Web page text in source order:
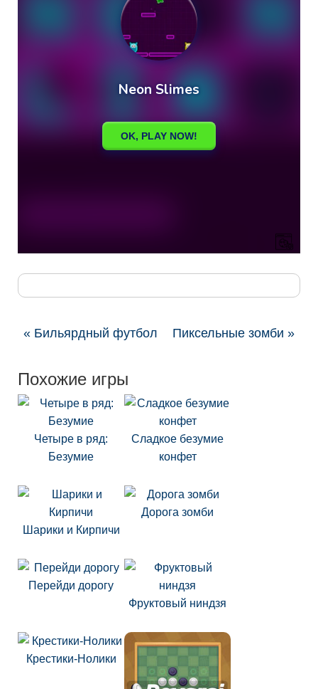
« Бильярдный футбол Пиксельные зомби »
Похожие игры
Четыре в ряд:
Безумие
Сладкое безумие
конфет
Шарики и Кирпичи
Дорога зомби
Перейди дорогу
Фруктовый ниндзя
Крестики-Нолики